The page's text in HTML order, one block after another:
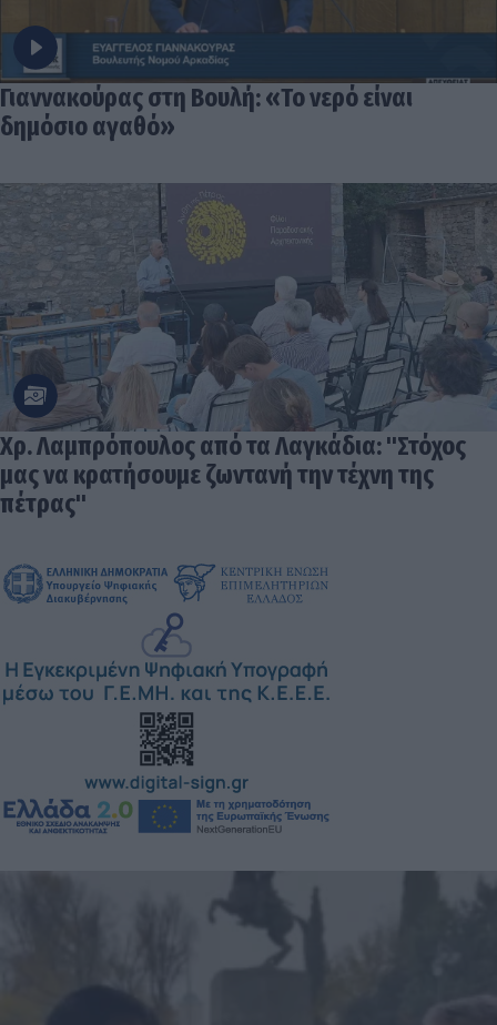
Γιαννακούρας στη Βουλή: «Το νερό είναι
δημόσιο αγαθό»
Χρ. Λαμπρόπουλος από τα Λαγκάδια: "Στόχος
μας να κρατήσουμε ζωντανή την τέχνη της
πέτρας"